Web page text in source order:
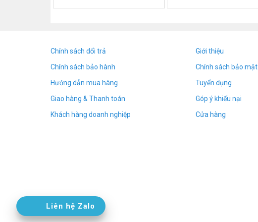
10. kết nối OTG: Hỗ trợ (chỉ điện thoại Android)
11. Hỗ trợ hệ thống: WindowXP/Vista/window8
12. Dung lượng lưu trữ: 1GB, khoảng 12 giờ Thời gian ghi
Chính sách dổi trả
Chính sách bảo hành
Hướng dẫn mua hàng
Giao hàng & Thanh toán
Khách hàng doanh nghiệp
Giới thiệu
Chính sách bảo mật
Tuyển dụng
Góp ý khiếu nại
Cửa hàng
Liên hệ Zalo